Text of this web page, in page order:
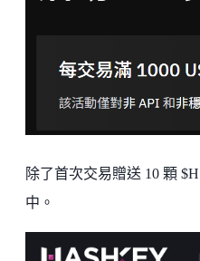
除了首次交易贈送 10 顆
中。